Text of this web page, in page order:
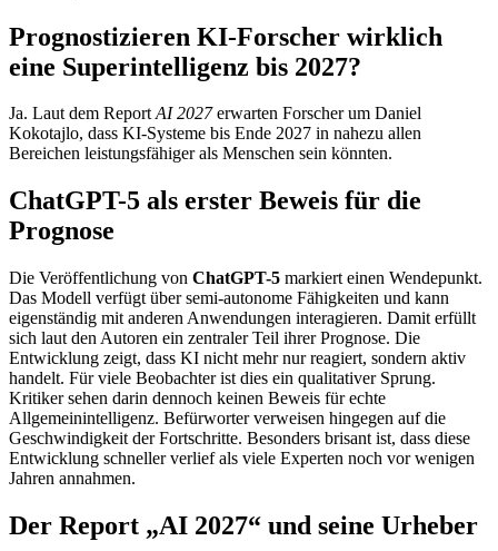
Prognostizieren KI-Forscher wirklich
eine Superintelligenz bis 2027?
Ja. Laut dem ReportAI 2027erwarten Forscher um Daniel
Kokotajlo, dass KI-Systeme bis Ende 2027 in nahezu allen
Bereichen leistungsfähiger als Menschen sein könnten.
ChatGPT-5 als erster Beweis für die
Prognose
Die Veröffentlichung von ChatGPT-5 markiert einen Wendepunkt.
Das Modell verfügt über semi-autonome Fähigkeiten und kann
eigenständig mit anderen Anwendungen interagieren. Damit erfüllt
sich laut den Autoren ein zentraler Teil ihrer Prognose. Die
Entwicklung zeigt, dass KI nicht mehr nur reagiert, sondern aktiv
handelt. Für viele Beobachter ist dies ein qualitativer Sprung.
Kritiker sehen darin dennoch keinen Beweis für echte
Allgemeinintelligenz. Befürworter verweisen hingegen auf die
Geschwindigkeit der Fortschritte. Besonders brisant ist, dass diese
Entwicklung schneller verlief als viele Experten noch vor wenigen
Jahren annahmen.
Der Report „AI 2027“ und seine Urheber